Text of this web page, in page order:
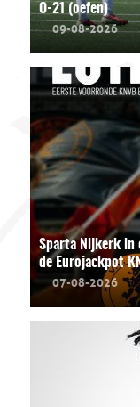
O-21 (oefen)
09-08-2026
Sparta Nijkerk in
de Eurojackpot
07-08-2026